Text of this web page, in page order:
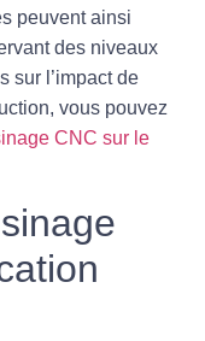
peuvent ainsi
des niveaux
sur l’impact de
vous pouvez
CNC sur le